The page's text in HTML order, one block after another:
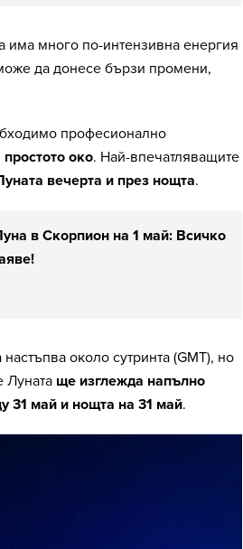
има много по-интензивна енергия
да донесе бързи промени,
професионално
око. Най-впечатляващите
вечерта и през нощта.
в Скорпион на 1 май: Всичко
около сутринта (GMT), но
Луната ще изглежда напълно
31 май и нощта на 31 май.